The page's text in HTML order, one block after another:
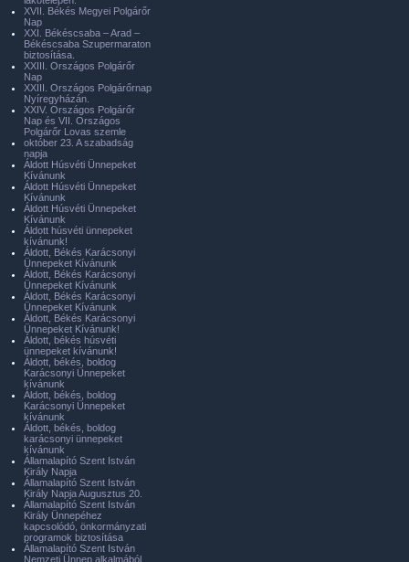
XVII. Békés Megyei Polgárőr
Nap
XXI. Békéscsaba – Arad –
Békéscsaba Szupermaraton
biztosítása.
XXIII. Országos Polgárőr
Nap
XXIII. Országos Polgárőrnap
Nyíregyházán.
XXIV. Országos Polgárőr
Nap és VII. Országos
Polgárőr Lovas szemle
október 23. A szabadság
napja
Áldott Húsvéti Ünnepeket
Kívánunk
Áldott Húsvéti Ünnepeket
Kívánunk
Áldott Húsvéti Ünnepeket
Kívánunk
Áldott húsvéti ünnepeket
kívánunk!
Áldott, Békés Karácsonyi
Ünnepeket Kívánunk
Áldott, Békés Karácsonyi
Ünnepeket Kívánunk
Áldott, Békés Karácsonyi
Ünnepeket Kívánunk
Áldott, Békés Karácsonyi
Ünnepeket Kívánunk!
Áldott, békés húsvéti
ünnepeket kívánunk!
Áldott, békés, boldog
Karácsonyi Ünnepeket
kívánunk
Áldott, békés, boldog
Karácsonyi Ünnepeket
kívánunk
Áldott, békés, boldog
karácsonyi ünnepeket
kívánunk
Államalapító Szent István
Király Napja
Államalapító Szent István
Király Napja Augusztus 20.
Államalapító Szent István
Király Ünnepéhez
kapcsolódó, önkormányzati
programok biztosítása
Államalapító Szent István
Nemzeti Ünnep alkalmából